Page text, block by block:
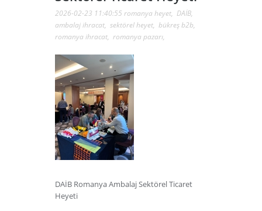
2026-02-23 11:40:55 romanya heyet, DAİB,
ambalaj ihracat, sektörel heyet, bükreş b2b,
romanya ihracat, romanya pazarı,
DAİB Romanya Ambalaj Sektörel Ticaret
Heyeti